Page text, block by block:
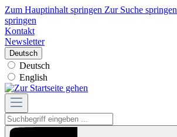
Zum Hauptinhalt springen Zur Suche springen
springen
Kontakt
Newsletter
Deutsch
Deutsch
English